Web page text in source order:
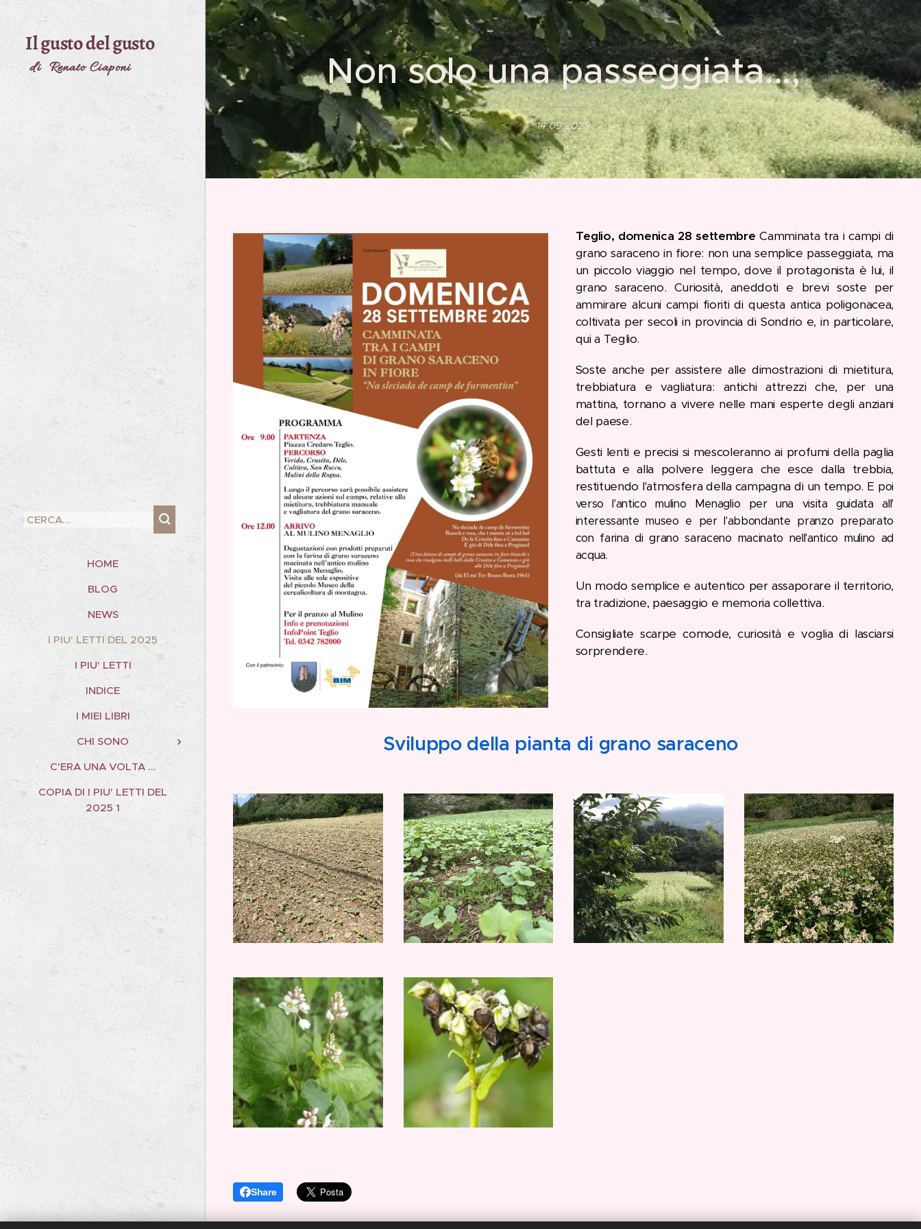
Il gusto del gusto
di Renato Ciaponi
HOME
BLOG
NEWS
I PIU' LETTI DEL 2025
I PIU' LETTI
INDICE
I MIEI LIBRI
CHI SONO
C'ERA UNA VOLTA ...
COPIA DI I PIU' LETTI DEL
2025 1
Non solo una passeggiata...,
14.09.2025
Teglio, domenica 28 settembre Camminata tra i campi di
grano saraceno in fiore: non una semplice passeggiata, ma
un piccolo viaggio nel tempo, dove il protagonista è lui, il
grano saraceno. Curiosità, aneddoti e brevi soste per
ammirare alcuni campi fioriti di questa antica poligonacea,
coltivata per secoli in provincia di Sondrio e, in particolare,
qui a Teglio.
Soste anche per assistere alle dimostrazioni di mietitura,
trebbiatura e vagliatura: antichi attrezzi che, per una
mattina, tornano a vivere nelle mani esperte degli anziani
del paese.
Gesti lenti e precisi si mescoleranno ai profumi della paglia
battuta e alla polvere leggera che esce dalla trebbia,
restituendo l'atmosfera della campagna di un tempo. E poi
verso l'antico mulino Menaglio per una visita guidata all'
interessante museo e per l'abbondante pranzo preparato
con farina di grano saraceno macinato nell'antico mulino ad
acqua.
Un modo semplice e autentico per assaporare il territorio,
tra tradizione, paesaggio e memoria collettiva.
Consigliate scarpe comode, curiosità e voglia di lasciarsi
sorprendere.
Sviluppo della pianta di grano saraceno
Share